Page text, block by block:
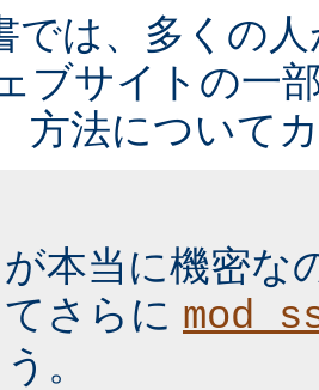
では、多くの
ブサイトの一
方法について
本当に機密な
さらに
。